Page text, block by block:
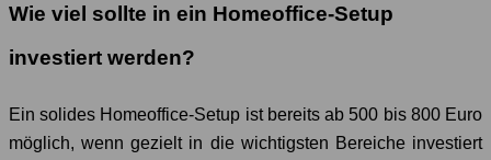
Wie viel sollte in ein Homeoffice-Setup
investiert werden?
Ein solides Homeoffice-Setup ist bereits ab 500 bis 800 Euro
möglich, wenn gezielt in die wichtigsten Bereiche investiert